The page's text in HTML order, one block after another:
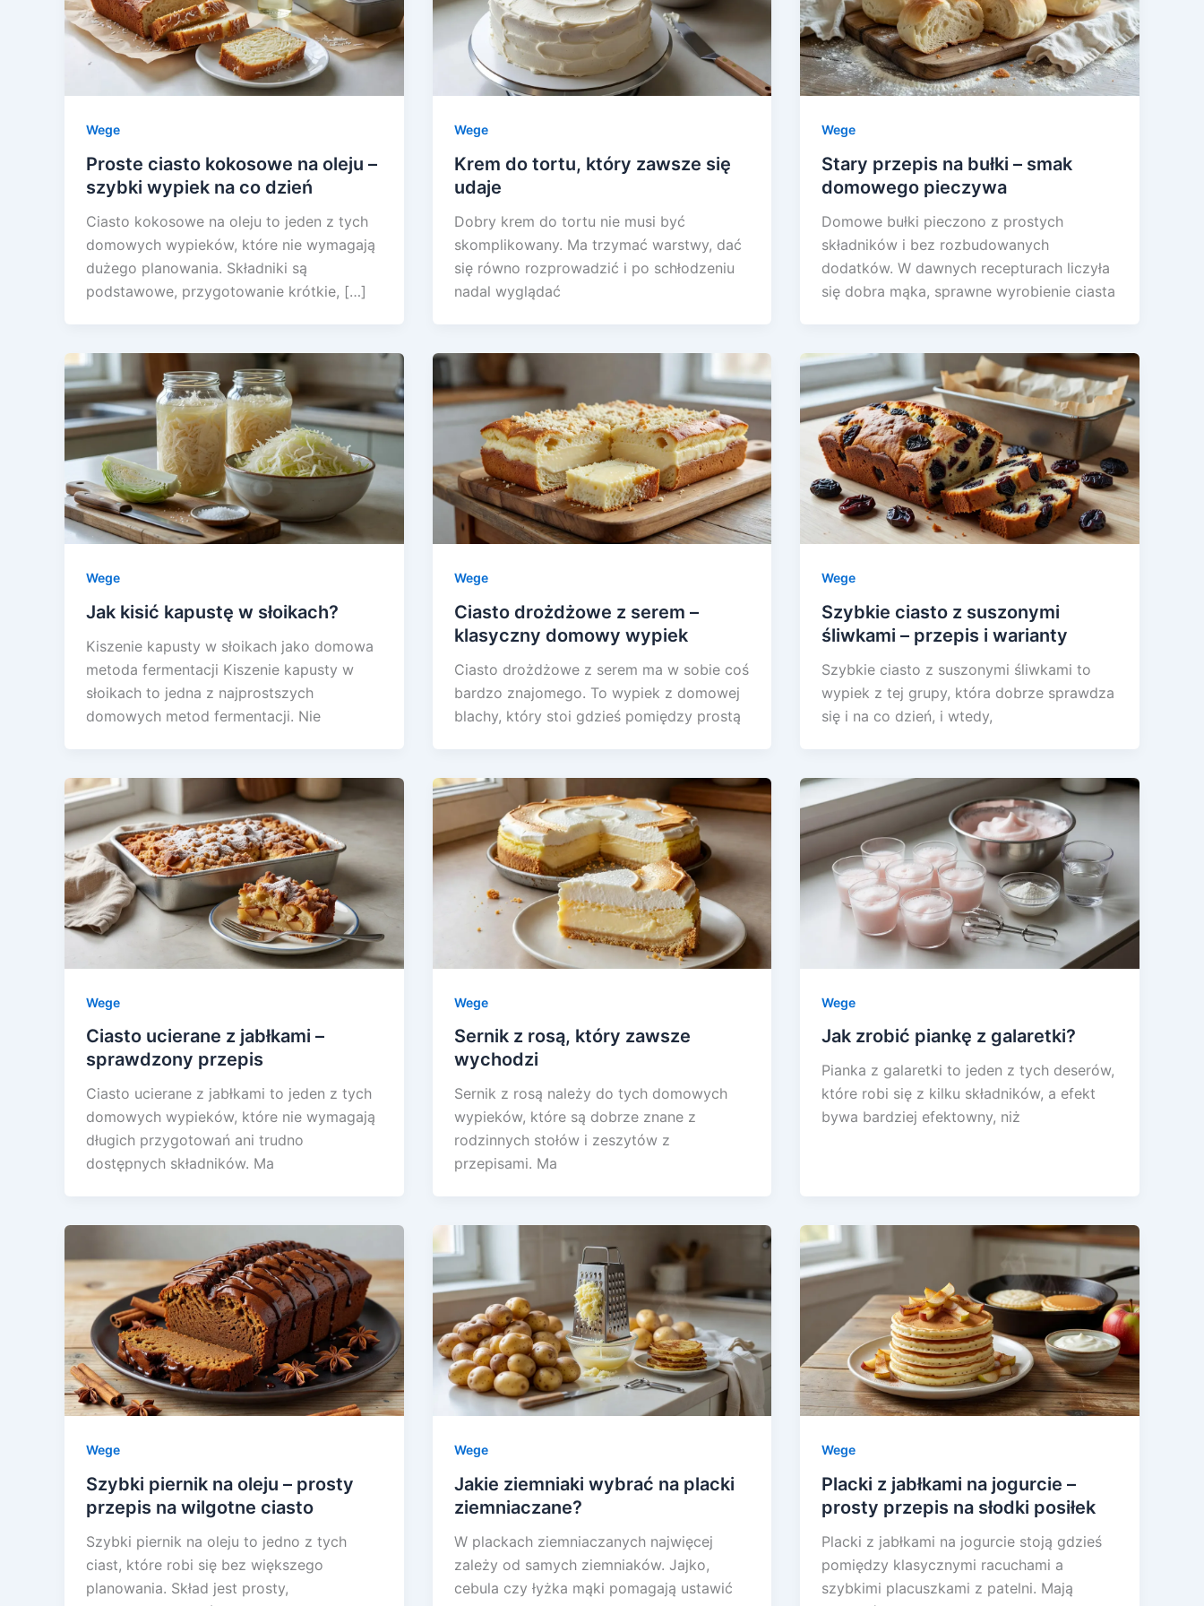
Wege
Proste ciasto kokosowe na oleju –
szybki wypiek na co dzień
Ciasto kokosowe na oleju to jeden z tych
domowych wypieków, które nie wymagają
dużego planowania. Składniki są
podstawowe, przygotowanie krótkie, […]
Wege
Krem do tortu, który zawsze się
udaje
Dobry krem do tortu nie musi być
skomplikowany. Ma trzymać warstwy, dać
się równo rozprowadzić i po schłodzeniu
nadal wyglądać
Wege
Stary przepis na bułki – smak
domowego pieczywa
Domowe bułki pieczono z prostych
składników i bez rozbudowanych
dodatków. W dawnych recepturach liczyła
się dobra mąka, sprawne wyrobienie ciasta
Wege
Jak kisić kapustę w słoikach?
Kiszenie kapusty w słoikach jako domowa
metoda fermentacji Kiszenie kapusty w
słoikach to jedna z najprostszych
domowych metod fermentacji. Nie
Wege
Ciasto drożdżowe z serem –
klasyczny domowy wypiek
Ciasto drożdżowe z serem ma w sobie coś
bardzo znajomego. To wypiek z domowej
blachy, który stoi gdzieś pomiędzy prostą
Wege
Szybkie ciasto z suszonymi
śliwkami – przepis i warianty
Szybkie ciasto z suszonymi śliwkami to
wypiek z tej grupy, która dobrze sprawdza
się i na co dzień, i wtedy,
Wege
Ciasto ucierane z jabłkami –
sprawdzony przepis
Ciasto ucierane z jabłkami to jeden z tych
domowych wypieków, które nie wymagają
długich przygotowań ani trudno
dostępnych składników. Ma
Wege
Sernik z rosą, który zawsze
wychodzi
Sernik z rosą należy do tych domowych
wypieków, które są dobrze znane z
rodzinnych stołów i zeszytów z
przepisami. Ma
Wege
Jak zrobić piankę z galaretki?
Pianka z galaretki to jeden z tych deserów,
które robi się z kilku składników, a efekt
bywa bardziej efektowny, niż
Wege
Szybki piernik na oleju – prosty
przepis na wilgotne ciasto
Szybki piernik na oleju to jedno z tych
ciast, które robi się bez większego
planowania. Skład jest prosty,
Wege
Jakie ziemniaki wybrać na placki
ziemniaczane?
W plackach ziemniaczanych najwięcej
zależy od samych ziemniaków. Jajko,
cebula czy łyżka mąki pomagają ustawić
Wege
Placki z jabłkami na jogurcie –
prosty przepis na słodki posiłek
Placki z jabłkami na jogurcie stoją gdzieś
pomiędzy klasycznymi racuchami a
szybkimi placuszkami z patelni. Mają